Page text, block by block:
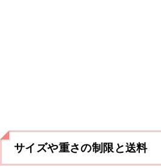
サイズや重さの制限と送料